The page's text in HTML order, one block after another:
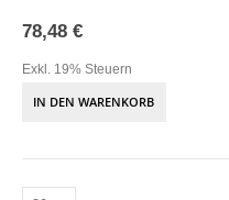
78,48 €
Exkl. 19% Steuern
IN DEN WARENKORB